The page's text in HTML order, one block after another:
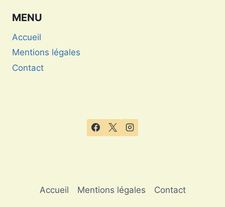
MENU
Accueil
Mentions légales
Contact
Accueil Mentions légales Contact